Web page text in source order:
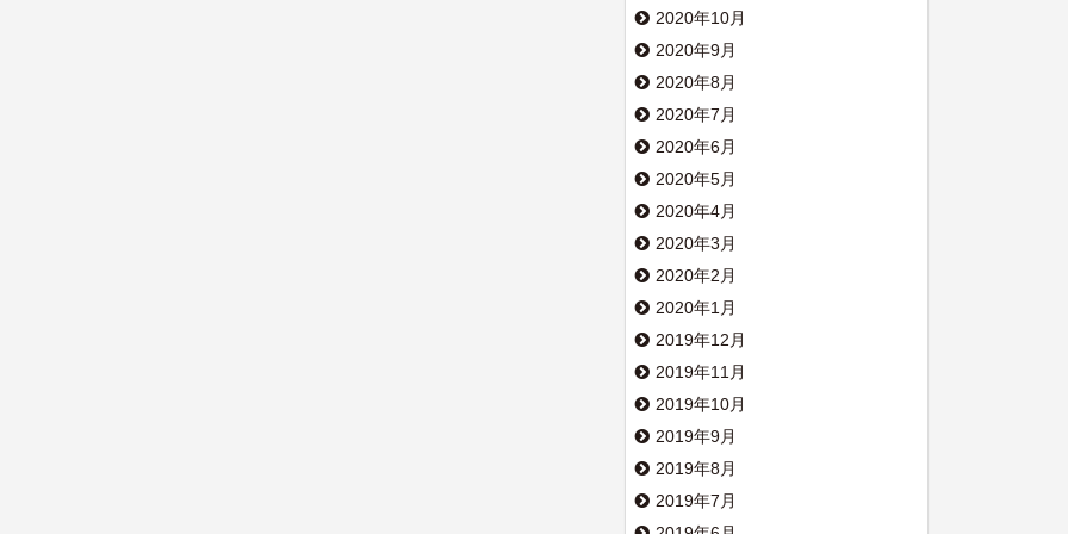
2020年10月
2020年9月
2020年8月
2020年7月
2020年6月
2020年5月
2020年4月
2020年3月
2020年2月
2020年1月
2019年12月
2019年11月
2019年10月
2019年9月
2019年8月
2019年7月